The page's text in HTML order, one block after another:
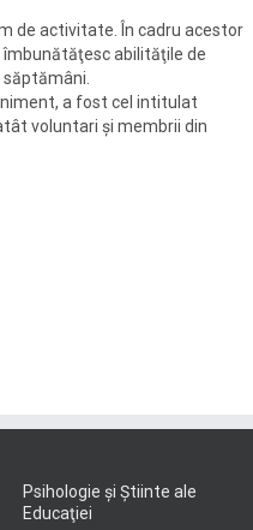
de activitate. În cadru acestor
îmbunătăţesc abilităţile de
săptămâni.
a fost cel intitulat
voluntari şi membrii din
Psihologie şi Ştiinte ale
Educaţiei